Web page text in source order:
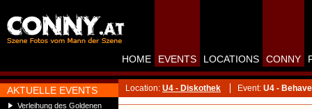
AKTUELLE EVENTS
Verleihung des Goldenen
HOME EVENTS LOCATIONS CONNY
Location: U4 - Diskothek Event: U4 - Behave